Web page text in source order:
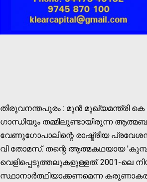
തിരുവനന്തപുരം : മുൻ
ഗാന്ധിയും തമ്മിലുണ്ടായിരുന്ന
വേണുഗോപാലിന്റെ രാഷ്ട്രീയ
വി തോമസ്. തന്റെ ആത്മകഥയായ
വെളിപ്പെടുത്തലുകളുള്ളത്. 2001-ലെ
സ്ഥാനാർത്ഥിയാക്കണമെന്ന